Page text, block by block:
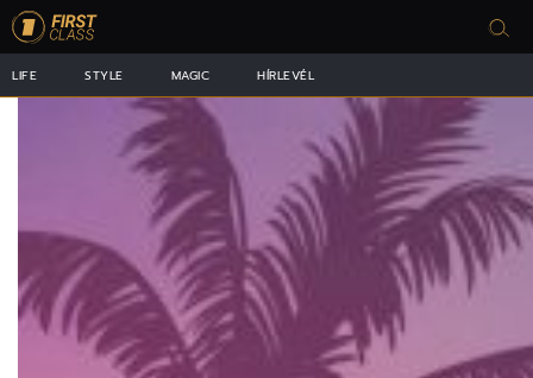
LIFE STYLE MAGIC HÍRLEVÉL